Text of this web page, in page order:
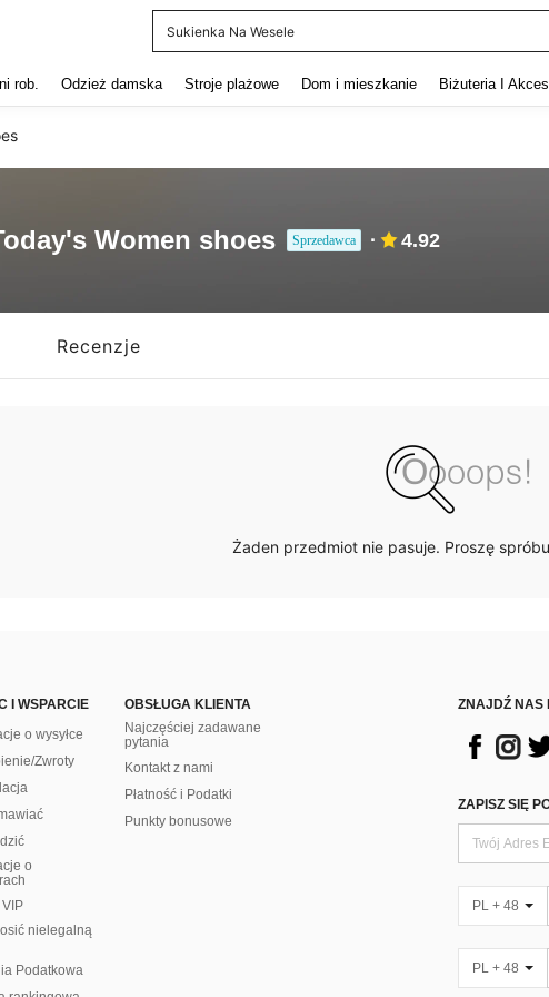
Sukienka Na Wesele
rob. Odzież damska Stroje plażowe Dom i mieszkanie Biżuteria I
Women shoes Sprzedawca 4.92
Recenzje
Żaden przedmiot nie pasuje. Proszę
I WSPARCIE
o wysyłce
Zwroty
o
nielegalną
Podatkowa
OBSŁUGA KLIENTA
Najczęściej zadawane
pytania
Kontakt z nami
Płatność i Podatki
Punkty bonusowe
ZNAJDŹ NAS
ZAPISZ SIĘ
PL + 48
PL + 48